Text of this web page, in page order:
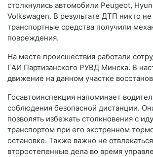
столкнулись автомобили Peugeot,
Volkswagen. В результате ДТП никто не
транспортные средства получили
повреждения.
На месте происшествия работали
ГАИ Партизанского РУВД Минска. В
движение на данном участке
Госавтоинспекция напоминает
соблюдения безопасной дистанции.
позволять избежать столкновения с
транспортом при его экстренном
остановке. Также важно не
второстепенные дела во время